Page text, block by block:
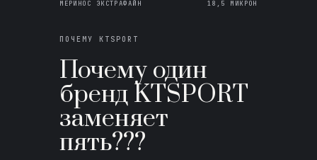
МЕРИНОС ЭКСТРАФАЙН 18,5 МИКРОН
ПОЧЕМУ KTSPORT
Почему один
бренд KTSPORT
заменяет
пять???